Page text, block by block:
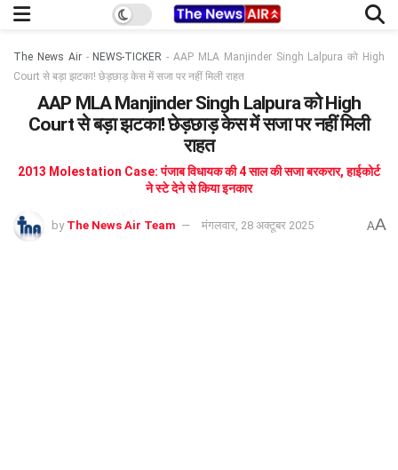
The News Air- NEWS-TICKER -AAP MLA Manjinder Singh Lalpura को High
Court से बड़ा झटका! छेड़छाड़ केस में सजा पर नहीं मिली राहत
AAP MLA Manjinder Singh Lalpura को High
Court से बड़ा झटका! छेड़छाड़ केस में सजा पर नहीं मिली
राहत
2013 Molestation Case: पंजाब विधायक की 4 साल की सजा बरकरार, हाईकोर्ट
ने स्टे देने से किया इनकार
by The News Air Team मंगलवार, 28 अक्टूबर 2025 AA